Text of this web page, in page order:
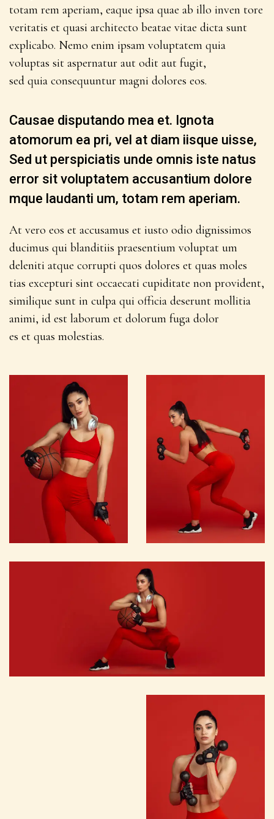
totam rem aperiam, eaque ipsa quae ab illo inven tore
veritatis et quasi architecto beatae vitae dicta sunt
explicabo. Nemo enim ipsam voluptatem quia
voluptas sit aspernatur aut odit aut fugit,
sed quia consequuntur magni dolores eos.
Causae disputando mea et. Ignota
atomorum ea pri, vel at diam iisque uisse,
Sed ut perspiciatis unde omnis iste natus
error sit voluptatem accusantium dolore
mque laudanti um, totam rem aperiam.
At vero eos et accusamus et iusto odio dignissimos
ducimus qui blanditiis praesentium voluptat um
deleniti atque corrupti quos dolores et quas moles
tias excepturi sint occaecati cupiditate non provident,
similique sunt in culpa qui officia deserunt mollitia
animi, id est laborum et dolorum fuga dolor
es et quas molestias.